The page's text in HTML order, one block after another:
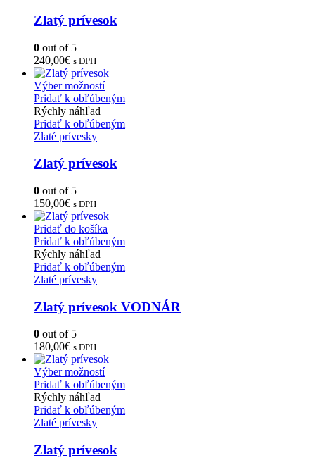
Zlatý prívesok
0 out of 5
240,00€ s DPH
Výber možností
Pridať k obľúbeným
Rýchly náhľad
Pridať k obľúbeným
Zlaté prívesky
Zlatý prívesok
0 out of 5
150,00€ s DPH
Pridať do košíka
Pridať k obľúbeným
Rýchly náhľad
Pridať k obľúbeným
Zlaté prívesky
Zlatý prívesok VODNÁR
0 out of 5
180,00€ s DPH
Výber možností
Pridať k obľúbeným
Rýchly náhľad
Pridať k obľúbeným
Zlaté prívesky
Zlatý prívesok